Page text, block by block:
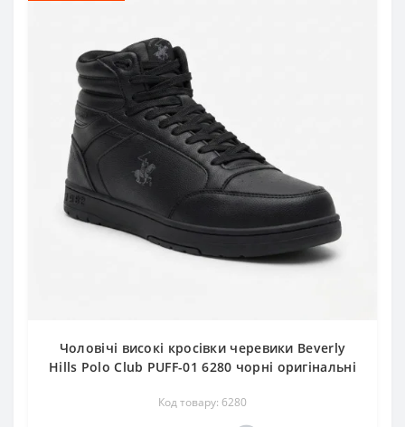
Чоловічі високі кросівки черевики Beverly
Hills Polo Club PUFF-01 6280 чорні оригінальні
Код товару: 6280